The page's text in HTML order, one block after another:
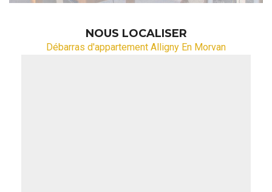
NOUS LOCALISER
Débarras d'appartement Alligny En Morvan